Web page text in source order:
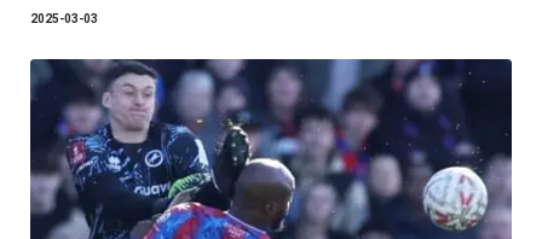
2025-03-03